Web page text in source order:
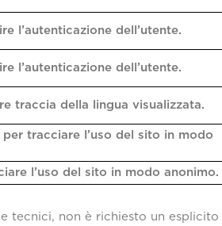
l’autenticazione dell’utente.
l’autenticazione dell’utente.
traccia della lingua visualizzata.
tracciare l’uso del sito in modo
l’uso del sito in modo anonimo.
tecnici, non è richiesto un esplicito